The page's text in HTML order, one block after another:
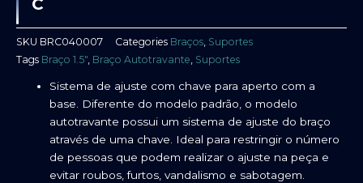
C
SKU BRC040007 Categories Braços, Suportes
Tags Braço 1.5", Braço Autotravante, Suportes
Sistema de ajuste com chave para aperto com a
base. Diferente do modelo padrão, o modelo
autotravante possui um sistema de ajuste do braço
através de uma chave. Ideal para restringir o número
de pessoas que podem realizar o ajuste na peça e
evitar roubos, furtos, vandalismo e sabotagem.